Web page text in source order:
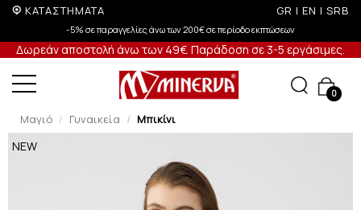
ΚΑΤΑΣΤΗΜΑΤΑ GR | EN | SRB
-5% σε παραγγελίες άνω των 200€ σε περίοδο εκπτώσεων
Δωρεάν αποστολή άνω των 49€. Παράδοση σε 3-5 εργάσιμες.
0
Μαγιό Γυναικεία Μπικίνι
NEW